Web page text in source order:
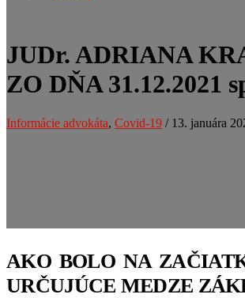
JUDr. ADRIANA
ZO DŇA 31.12.2021
Informácie advokáta, Covid-19 / 13. januára
AKO BOLO NA
URČUJÚCE MEDZE